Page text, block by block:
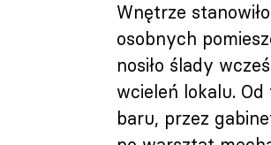
Wnętrze
osobnych
nosiło ślady
wcieleń lokalu.
baru, przez